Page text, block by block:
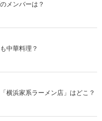
メンバーは？
中華料理？
横浜家系ラーメン店」はどこ？